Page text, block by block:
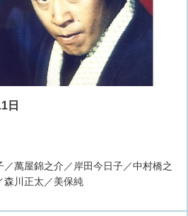
日
萬屋錦之介／岸田今日子／中村橋之
森川正太／美保純